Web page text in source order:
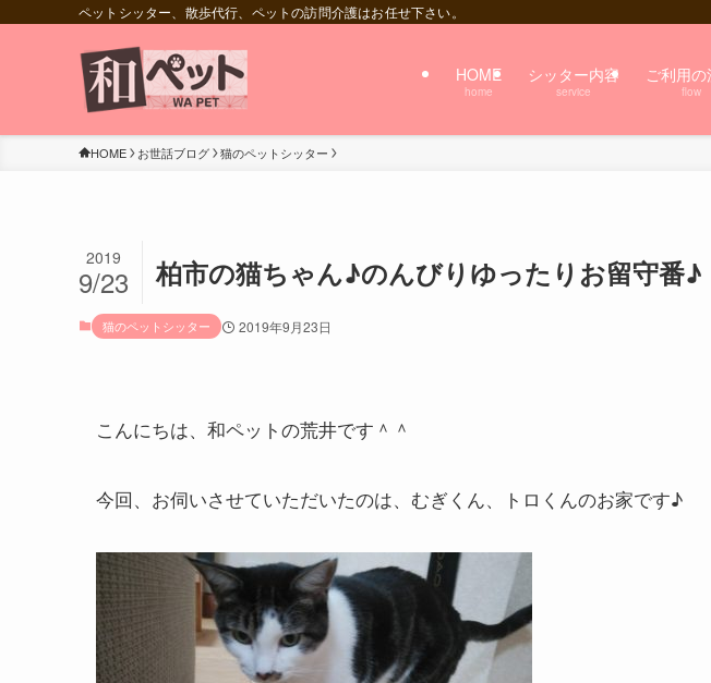
ペットシッター、散歩代行、ペットの訪問介護はお任せ下さい。
HOME
home
シッター内容
service
ご利用
flow
HOME お世話ブログ 猫のペットシッター
柏市の猫ちゃん♪のんびりゆったりお留守番♪
2019
9/23
猫のペットシッター 2019年9月23日
こんにちは、和ペットの荒井です＾＾
今回、お伺いさせていただいたのは、むぎくん、トロくんのお家です♪